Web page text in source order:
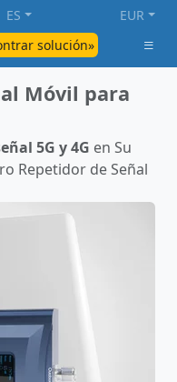
solución»
ES EUR
Móvil para
5G y 4G en Su
Repetidor de Señal